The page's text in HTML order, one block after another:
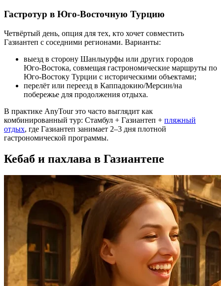
Гастротур в Юго‑Восточную Турцию
Четвёртый день, опция для тех, кто хочет совместить
Газиантеп с соседними регионами. Варианты:
выезд в сторону Шанлыурфы или других городов
Юго‑Востока, совмещая гастрономические маршруты по
Юго-Востоку Турции с историческими объектами;
перелёт или переезд в Каппадокию/Мерсин/на
побережье для продолжения отдыха.
В практике AnyTour это часто выглядит как
комбинированный тур: Стамбул + Газиантеп + пляжный
отдых, где Газиантеп занимает 2–3 дня плотной
гастрономической программы.
Кебаб и пахлава в Газиантепе